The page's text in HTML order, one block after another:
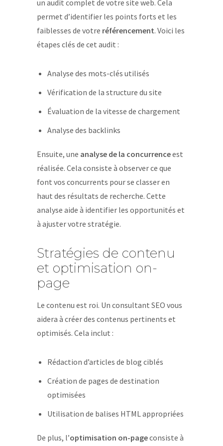
un audit complet de votre site web. Cela
permet d’identifier les points forts et les
faiblesses de votre référencement. Voici les
étapes clés de cet audit :
Analyse des mots-clés utilisés
Vérification de la structure du site
Évaluation de la vitesse de chargement
Analyse des backlinks
Ensuite, une analyse de la concurrenceest
réalisée. Cela consiste à observer ce que
font vos concurrents pour se classer en
haut des résultats de recherche. Cette
analyse aide à identifier les opportunités et
à ajuster votre stratégie.
Stratégies de contenu
et optimisation on-
page
Le contenu est roi. Un consultant SEO vous
aidera à créer des contenus pertinents et
optimisés. Cela inclut :
Rédaction d’articles de blog ciblés
Création de pages de destination
optimisées
Utilisation de balises HTML appropriées
De plus, l’optimisation on-pageconsiste à